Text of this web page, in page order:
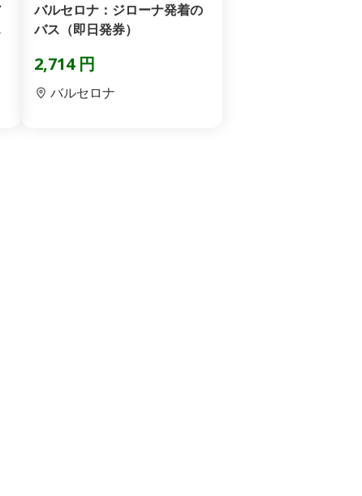
バルセロナ：ジローナ発着の
バス（即日発券）
2,714 円
バルセロナ